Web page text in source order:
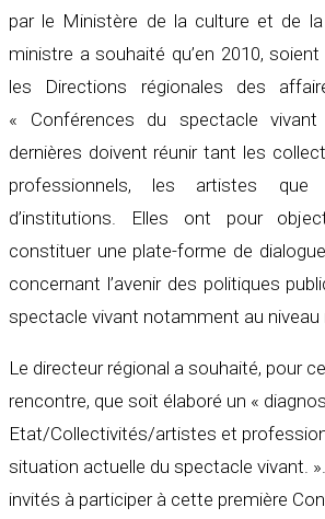
par le Ministère de la culture et de
ministre a souhaité qu’en 2010,
les Directions régionales des
« Conférences du spectacle
dernières doivent réunir tant les
professionnels, les artistes que
d’institutions. Elles ont pour
constituer une plate-forme de
concernant l’avenir des politiques
spectacle vivant notamment au niveau
Le directeur régional a souhaité, pour
rencontre, que soit élaboré un «
Etat/Collectivités/artistes et
situation actuelle du spectacle vivant.
invités à participer à cette première